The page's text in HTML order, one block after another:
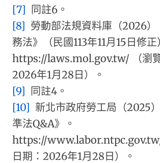
[7] 同註6。
[8] 勞動部法規資料庫（2026）
務法》（民國113年11月15日修正
https://laws.mol.gov.tw/ （瀏覽
2026年1月28日）。
[9] 同註4。
[10] 新北市政府勞工局（2025
準法Q&A》。
https://
日期：2026年1月28日）。